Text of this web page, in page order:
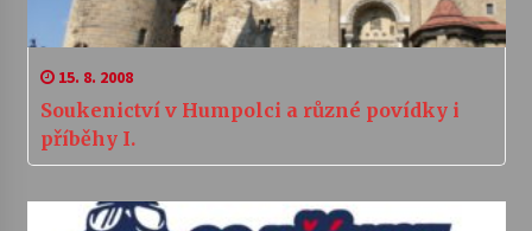
15. 8. 2008
Soukenictví v Humpolci a různé povídky i
příběhy I.